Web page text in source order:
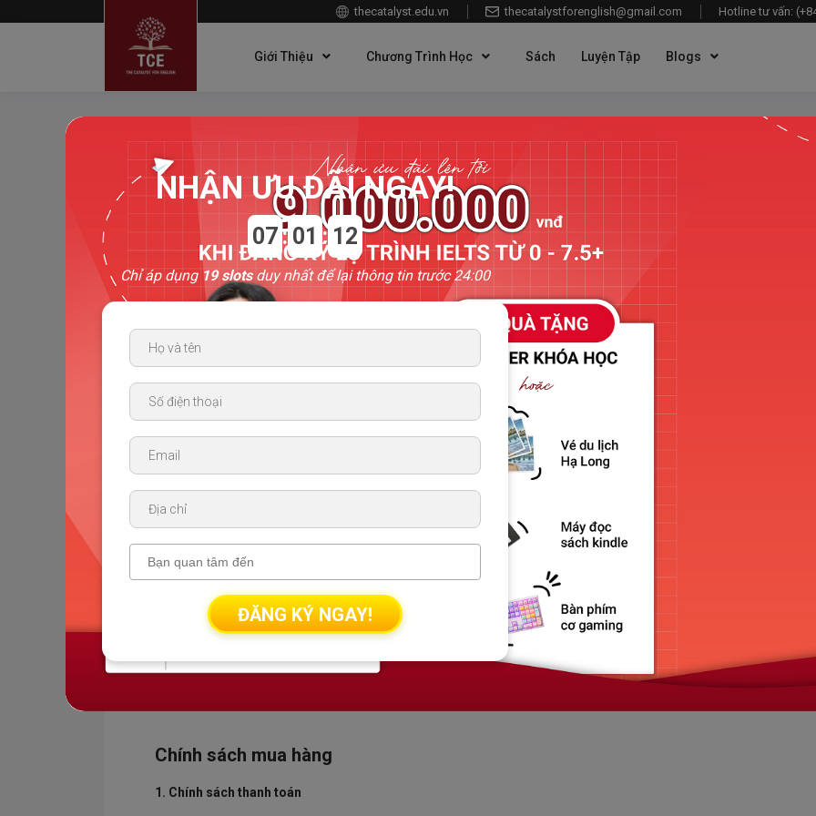
thecatalyst.edu.vn thecatalystforenglish@gmail.com Hotline tư vấn:
Giới Thiệu Chương Trình Học Sách Luyện Tập Blogs
Để có thể tận dụng tốt cuốn sách này,
thật vững và ở khoảng trình độ (5.0-6.0+
Thông tin về sách
Tác giả: Đại học Cambridge
Số trang: 142 trang
Đang cập
Chính sách mua hàng
1. Chính sách thanh toán
NHẬN ƯU ĐÃI NGAY!
07: 01 : 11
Chỉ áp dụng 19 slotsduy nhất để lại thông tin trước 24:00
ĐĂNG KÝ NGAY!